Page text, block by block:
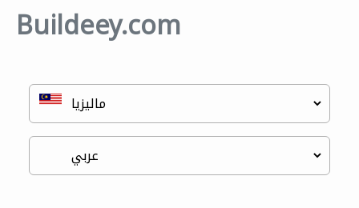
Buildeey.com